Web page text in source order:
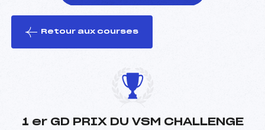
le ski
Retour aux courses
1 er GD PRIX DU VSM CHALLENGE